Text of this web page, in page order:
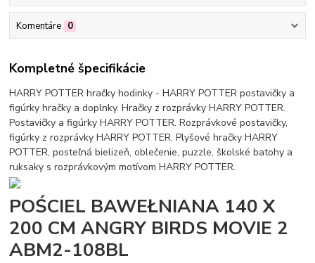
Komentáre 0
Kompletné špecifikácie
HARRY POTTER hračky hodinky - HARRY POTTER postavičky a
figúrky hračky a doplnky. Hračky z rozprávky HARRY POTTER.
Postavičky a figúrky HARRY POTTER. Rozprávkové postavičky,
figúrky z rozprávky HARRY POTTER. Plyšové hračky HARRY
POTTER, posteľná bielizeň, oblečenie, puzzle, školské batohy a
ruksaky s rozprávkovým motívom HARRY POTTER.
POŚCIEL BAWEŁNIANA 140 X
200 CM ANGRY BIRDS MOVIE 2
ABM2-108BL